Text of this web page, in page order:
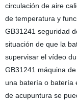
circulación de aire
de temperatura y
GB31241 seguridad
situación de que la
supervisar el vídeo
GB31241 máquina
una batería o batería
de acupuntura se